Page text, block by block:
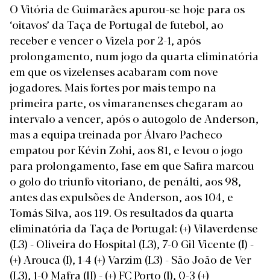
O Vitória de Guimarães apurou-se hoje para os
‘oitavos’ da Taça de Portugal de futebol, ao
receber e vencer o Vizela por 2-1, após
prolongamento, num jogo da quarta eliminatória
em que os vizelenses acabaram com nove
jogadores. Mais fortes por mais tempo na
primeira parte, os vimaranenses chegaram ao
intervalo a vencer, após o autogolo de Anderson,
mas a equipa treinada por Álvaro Pacheco
empatou por Kévin Zohi, aos 81, e levou o jogo
para prolongamento, fase em que Safira marcou
o golo do triunfo vitoriano, de penálti, aos 98,
antes das expulsões de Anderson, aos 104, e
Tomás Silva, aos 119. Osresultados da quarta
eliminatória da Taça de Portugal: (+) Vilaverdense
(L3) - Oliveira do Hospital (L3), 7-0 Gil Vicente (I) -
(+) Arouca (I), 1-4 (+) Varzim (L3) - São João de Ver
(L3), 1-0 Mafra (II) - (+) FC Porto (I), 0-3 (+)